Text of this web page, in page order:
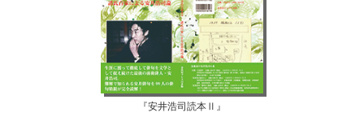
『安井浩司読本Ⅱ』